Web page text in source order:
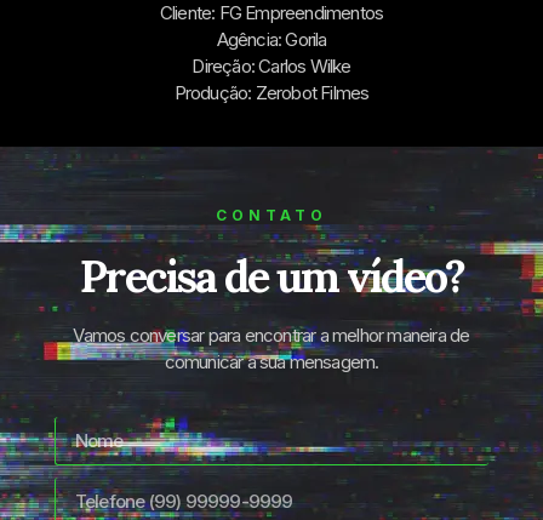
Cliente: FG Empreendimentos
Agência: Gorila
Direção: Carlos Wilke
Produção: Zerobot Filmes
CONTATO
Precisa de um vídeo?
Vamos conversar para encontrar a melhor maneira de
comunicar a sua mensagem.